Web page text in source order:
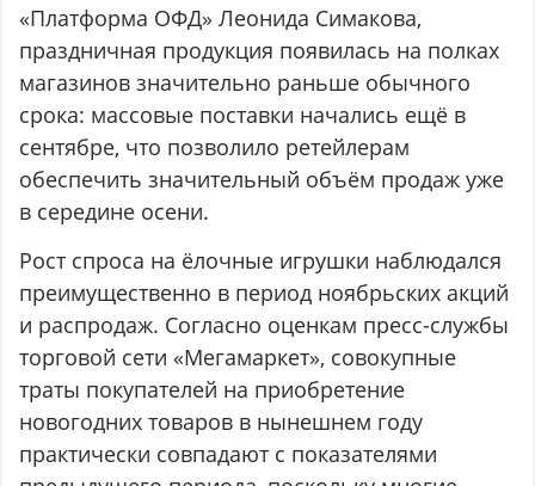
«Платформа ОФД» Леонида Симакова,
праздничная продукция появилась на полках
магазинов значительно раньше обычного
срока: массовые поставки начались ещё в
сентябре, что позволило ретейлерам
обеспечить значительный объём продаж уже
в середине осени.
Рост спроса на ёлочные игрушки наблюдался
преимущественно в период ноябрьских акций
и распродаж. Согласно оценкам пресс-службы
торговой сети «Мегамаркет», совокупные
траты покупателей на приобретение
новогодних товаров в нынешнем году
практически совпадают с показателями